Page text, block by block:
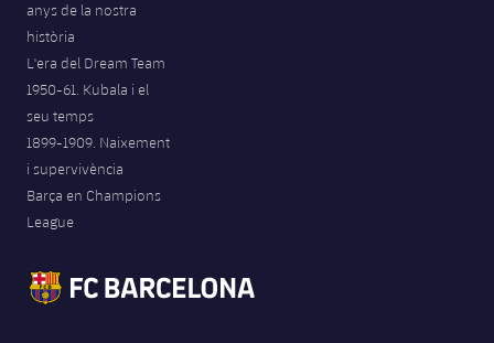
anys de la nostra
història
L'era del Dream Team
1950-61. Kubala i el
seu temps
1899-1909. Naixement
i supervivència
Barça en Champions
League